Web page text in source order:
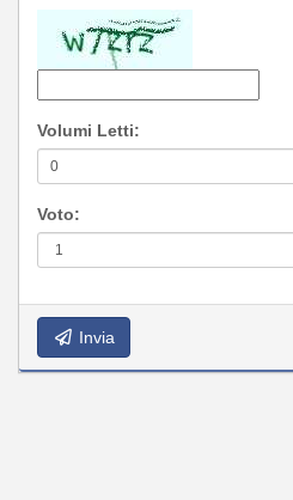
Volumi Letti:
Voto:
Invia